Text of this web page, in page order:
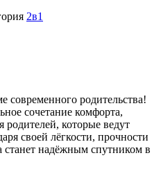
2в1
современного родительства!
сочетание комфорта,
родителей, которые ведут
своей лёгкости, прочности
станет надёжным спутником в